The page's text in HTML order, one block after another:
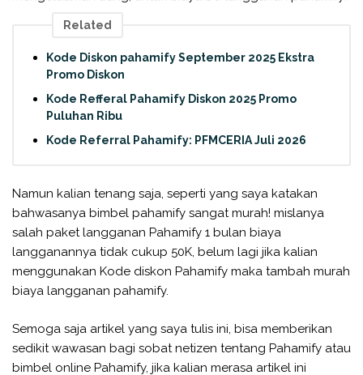
Related
Kode Diskon pahamify September 2025 Ekstra
Promo Diskon
Kode Refferal Pahamify Diskon 2025 Promo
Puluhan Ribu
Kode Referral Pahamify: PFMCERIA Juli 2026
Namun kalian tenang saja, seperti yang saya katakan
bahwasanya bimbel pahamify sangat murah! mislanya
salah paket langganan Pahamify 1 bulan biaya
langganannya tidak cukup 50K, belum lagi jika kalian
menggunakan Kode diskon Pahamify maka tambah murah
biaya langganan pahamify.
Semoga saja artikel yang saya tulis ini, bisa memberikan
sedikit wawasan bagi sobat netizen tentang Pahamify atau
bimbel online Pahamify, jika kalian merasa artikel ini